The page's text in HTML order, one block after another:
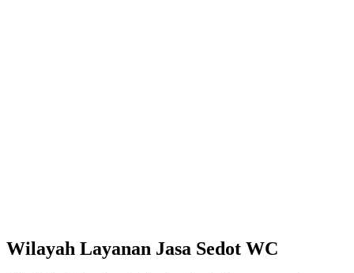
Wilayah Layanan Jasa Sedot WC